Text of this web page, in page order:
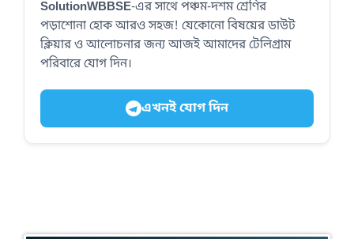
SolutionWBBSE-এর সাথে পঞ্চম-দশম শ্রেণির
পড়াশোনা হোক আরও সহজ! যেকোনো বিষয়ের ডাউট
ক্লিয়ার ও আলোচনার জন্য আজই আমাদের টেলিগ্রাম
পরিবারে যোগ দিন।
এখনই যোগ দিন